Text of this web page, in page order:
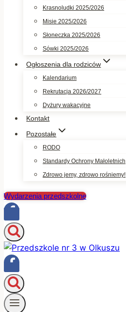
Krasnoludki 2025/2026
Misie 2025/2026
Słoneczka 2025/2026
Sówki 2025/2026
Ogłoszenia dla rodziców
Kalendarium
Rekrutacja 2026/2027
Dyżury wakacyjne
Kontakt
Pozostałe
RODO
Standardy Ochrony Małoletnich
Zdrowo jemy, zdrowo rośniemy!
Wydarzenia przedszkolne